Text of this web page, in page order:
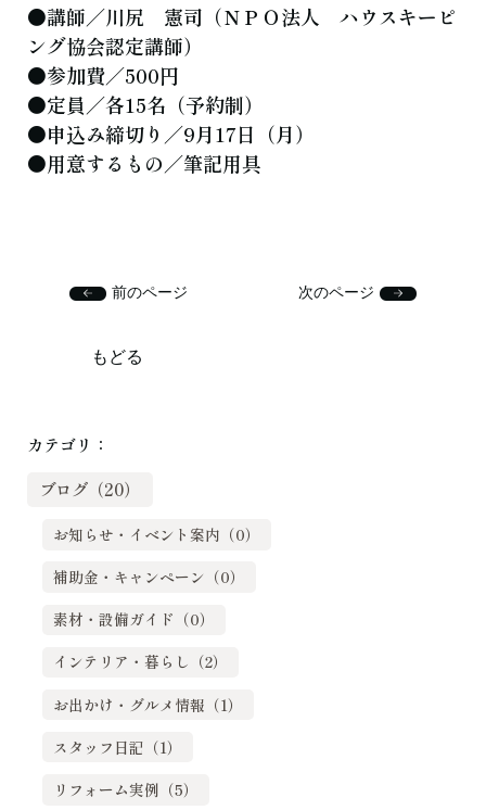
●講師／川尻 憲司（ＮＰＯ法人 ハウスキーピ
ング協会認定講師）
●参加費／500円
●定員／各15名（予約制）
●申込み締切り／9月17日（月）
●用意するもの／筆記用具
前のページ
もどる
次のページ
カテゴリ：
ブログ（20）
お知らせ・イベント案内（0）
補助金・キャンペーン（0）
素材・設備ガイド（0）
インテリア・暮らし（2）
お出かけ・グルメ情報（1）
スタッフ日記（1）
リフォーム実例（5）